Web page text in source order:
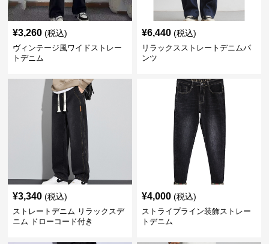
¥3,260 (税込)
ヴィンテージ風ワイドストレー
トデニム
¥6,440 (税込)
リラックスストレートデニムパ
ンツ
¥3,340 (税込)
ストレートデニム リラックスデ
ニム ドローコード付き
¥4,000 (税込)
ストライプライン装飾ストレー
トデニム